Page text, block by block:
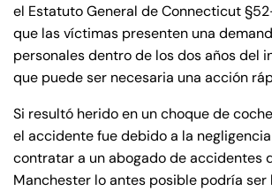
el Estatuto General de Connecticut
que las víctimas presenten una
personales dentro de los dos años del
que puede ser necesaria una acción
Si resultó herido en un choque de
el accidente fue debido a la
contratar a un abogado de accidentes
Manchester lo antes posible podría ser